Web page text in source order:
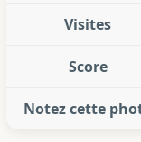
Visites
Score
Notez cette